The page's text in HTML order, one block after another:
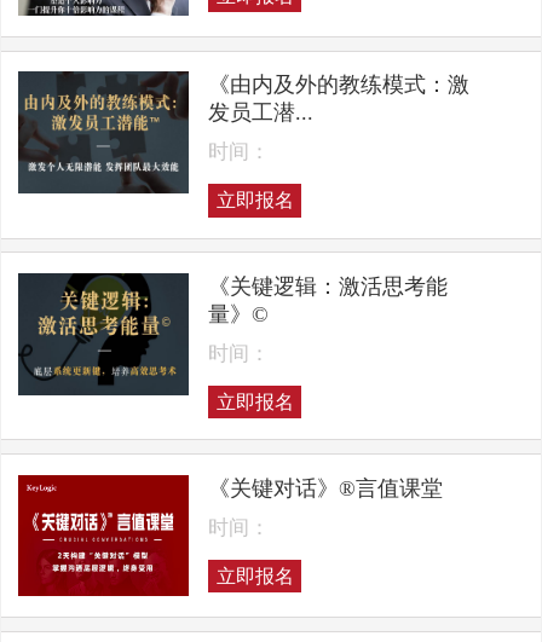
《由内及外的教练模式：激
发员工潜...
时间：
立即报名
《关键逻辑：激活思考能
量》©
时间：
立即报名
《关键对话》®言值课堂
时间：
立即报名